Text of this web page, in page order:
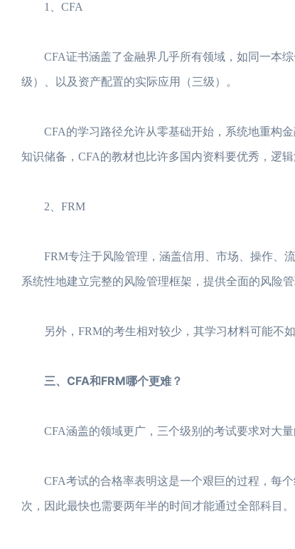
1、CFA
CFA证书涵盖了金融界几乎所有领域，如同一本综
级）、以及资产配置的实际应用（三级）。
CFA的学习路径允许从零基础开始，系统地重构金
知识储备，CFA的教材也比许多国内资料要优秀，逻辑
2、FRM
FRM专注于风险管理，涵盖信用、市场、操作、流
系统性地建立完整的风险管理框架，提供全面的风险管
另外，FRM的考生相对较少，其学习材料可能不如
三、CFA和FRM哪个更难？
CFA涵盖的领域更广，三个级别的考试要求对大量
CFA考试的合格率表明这是一个艰巨的过程，每个
次，因此最快也需要两年半的时间才能通过全部科目。